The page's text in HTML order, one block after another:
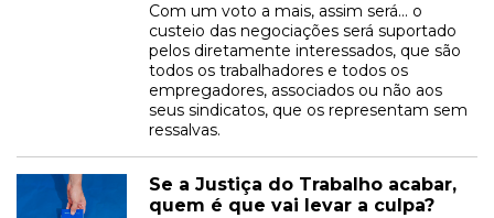
Com um voto a mais, assim será... o
custeio das negociações será suportado
pelos diretamente interessados, que são
todos os trabalhadores e todos os
empregadores, associados ou não aos
seus sindicatos, que os representam sem
ressalvas.
Se a Justiça do Trabalho acabar,
quem é que vai levar a culpa?